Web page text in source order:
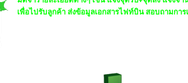
เพื่อไปรับลูกค้า ส่งข้อมูลเอกสารไฟท์บิน สอบถามกา